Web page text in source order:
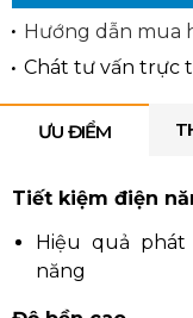
Hướng dẫn mua
Chát tư vấn trực
ƯU ĐIỂM
Tiết kiệm điện
Hiệu quả
năng